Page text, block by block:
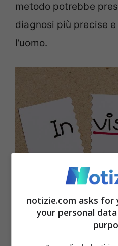
metodo potrebbe
diagnosi più precise
l’uomo.
Le implicazioni di
notizie.com asks for
your personal